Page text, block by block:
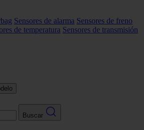
Sensores de alarma Sensores de freno
de temperatura Sensores de transmisión
Buscar